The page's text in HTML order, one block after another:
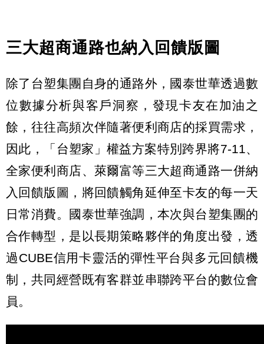
三大超商通路也納入回饋版圖
除了台塑集團自身的通路外，國泰世華透過數
位數據分析與客戶洞察，發現卡友在加油之
餘，往往高頻次伴隨著便利商店的採買需求，
因此，「台塑家」權益方案特別跨界將7-11、
全家便利商店、萊爾富等三大超商通路一併納
入回饋版圖，將回饋觸角延伸至卡友的每一天
日常消費。國泰世華強調，本次與台塑集團的
合作轉型，是以長期策略夥伴的角度出發，透
過CUBE信用卡靈活的彈性平台與多元回饋機
制，共同經營既有客群並串聯跨平台的數位會
員。